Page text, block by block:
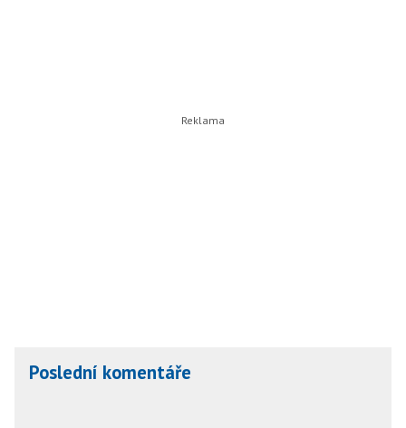
Poslední komentáře